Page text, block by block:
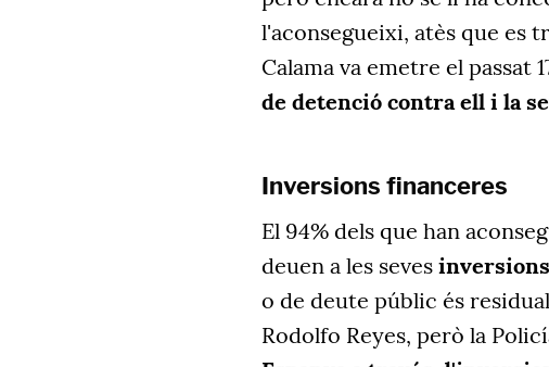
l'aconsegueixi, atès que es
Calama va emetre el passat
de detenció contra ell i la
Inversions financeres
El 94% dels que han
deuen a les seves
o de deute públic és
Rodolfo Reyes, però la